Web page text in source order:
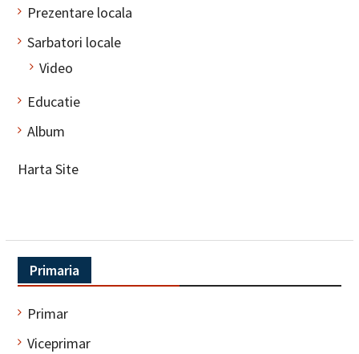
Prezentare locala
Sarbatori locale
Video
Educatie
Album
Harta Site
Primaria
Primar
Viceprimar